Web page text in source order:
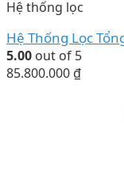
Hệ thống lọc
Hệ Thống Lọc
5.00 out of 5
85.800.000 ₫